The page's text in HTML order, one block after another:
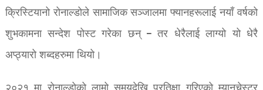
क्रिस्टियानो रोनाल्डोले सामाजिक सञ्जालमा फ्यानहरूलाई नयाँ वर्षको
शुभकामना सन्देश पोस्ट गरेका छन् – तर धेरैलाई लाग्यो यो धेरै
अप्ठ्यारो शब्दहरुमा थियो।